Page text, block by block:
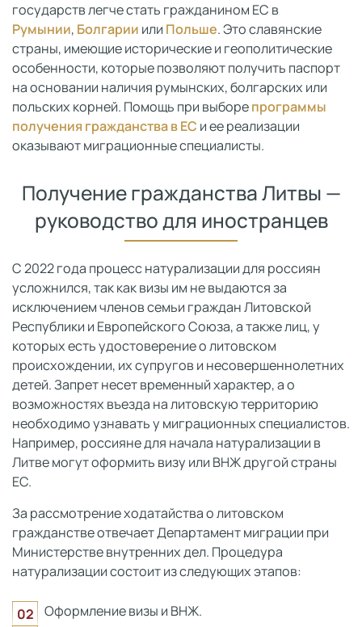
государств легче стать гражданином ЕС в
Румынии, Болгарии или Польше. Это славянские
страны, имеющие исторические и геополитические
особенности, которые позволяют получить паспорт
на основании наличия румынских, болгарских или
польских корней. Помощь при выборепрограммы
получения гражданства в ЕС и ее реализации
оказывают миграционные специалисты.
Получение гражданства Литвы —
руководство для иностранцев
С 2022 года процесс натурализации для россиян
усложнился, так как визы им не выдаются за
исключением членов семьи граждан Литовской
Республики и Европейского Союза, а также лиц, у
которых есть удостоверение о литовском
происхождении, их супругов и несовершеннолетних
детей. Запрет несет временный характер, а о
возможностях въезда на литовскую территорию
необходимо узнавать у миграционных специалистов.
Например, россияне для начала натурализации в
Литве могут оформить визу или ВНЖ другой страны
ЕС.
За рассмотрение ходатайства о литовском
гражданстве отвечает Департамент миграции при
Министерстве внутренних дел. Процедура
натурализации состоит из следующих этапов:
Оформление визы и ВНЖ.